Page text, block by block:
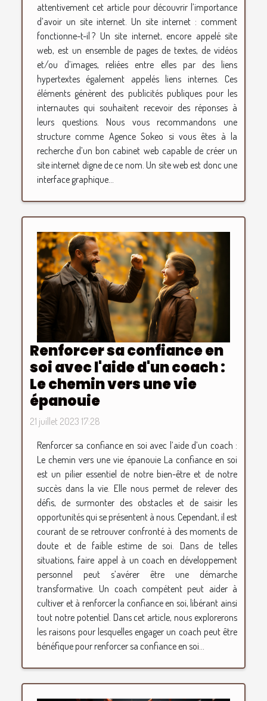
attentivement cet article pour découvrir l’importance
d’avoir un site internet. Un site internet : comment
fonctionne-t-il ? Un site internet, encore appelé site
web, est un ensemble de pages de textes, de vidéos
et/ou d’images, reliées entre elles par des liens
hypertextes également appelés liens internes. Ces
éléments génèrent des publicités publiques pour les
internautes qui souhaitent recevoir des réponses à
leurs questions. Nous vous recommandons une
structure comme Agence Sokeo si vous êtes à la
recherche d’un bon cabinet web capable de créer un
site internet digne de ce nom. Un site web est donc une
interface graphique...
Renforcer sa confiance en
soi avec l'aide d'un coach :
Le chemin vers une vie
épanouie
21 juillet 2023 17:28
Renforcer sa confiance en soi avec l’aide d’un coach :
Le chemin vers une vie épanouie La confiance en soi
est un pilier essentiel de notre bien-être et de notre
succès dans la vie. Elle nous permet de relever des
défis, de surmonter des obstacles et de saisir les
opportunités qui se présentent à nous. Cependant, il est
courant de se retrouver confronté à des moments de
doute et de faible estime de soi. Dans de telles
situations, faire appel à un coach en développement
personnel peut s’avérer être une démarche
transformative. Un coach compétent peut aider à
cultiver et à renforcer la confiance en soi, libérant ainsi
tout notre potentiel. Dans cet article, nous explorerons
les raisons pour lesquelles engager un coach peut être
bénéfique pour renforcer sa confiance en soi...